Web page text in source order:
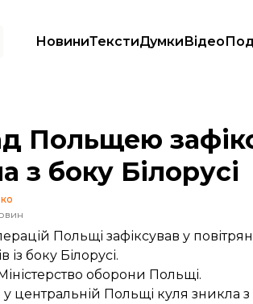
НовиниТекстиДумкиВідео
розвідувальну кулю, яка прилетіла з боку
Польщею
з боку Білорусі
Польщі зафіксував у
із боку Білорусі.
оборони Польщі.
у центральній Польщі куля зникла